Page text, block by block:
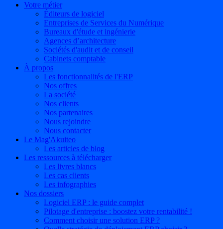
Votre métier
Éditeurs de logiciel
Entreprises de Services du Numérique
Bureaux d'étude et ingénierie
Agences d’architecture
Sociétés d'audit et de conseil
Cabinets comptable
À propos
Les fonctionnalités de l'ERP
Nos offres
La société
Nos clients
Nos partenaires
Nous rejoindre
Nous contacter
Le Mag'Akuiteo
Les articles de blog
Les ressources à télécharger
Les livres blancs
Les cas clients
Les infographies
Nos dossiers
Logiciel ERP : le guide complet
Pilotage d'entreprise : boostez votre rentabilité !
Comment choisir une solution ERP ?